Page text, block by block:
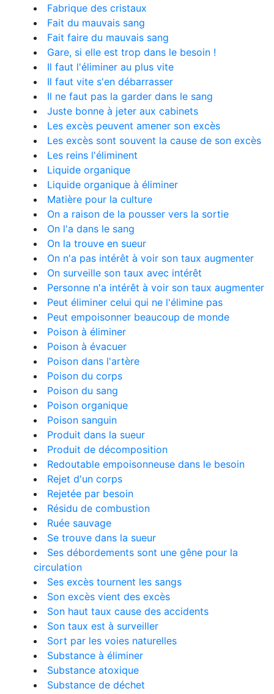
Fabrique des cristaux
Fait du mauvais sang
Fait faire du mauvais sang
Gare, si elle est trop dans le besoin !
Il faut l'éliminer au plus vite
Il faut vite s'en débarrasser
Il ne faut pas la garder dans le sang
Juste bonne à jeter aux cabinets
Les excès peuvent amener son excès
Les excès sont souvent la cause de son excès
Les reins l'éliminent
Liquide organique
Liquide organique à éliminer
Matière pour la culture
On a raison de la pousser vers la sortie
On l'a dans le sang
On la trouve en sueur
On n'a pas intérêt à voir son taux augmenter
On surveille son taux avec intérêt
Personne n'a intérêt à voir son taux augmenter
Peut éliminer celui qui ne l'élimine pas
Peut empoisonner beaucoup de monde
Poison à éliminer
Poison à évacuer
Poison dans l'artère
Poison du corps
Poison du sang
Poison organique
Poison sanguin
Produit dans la sueur
Produit de décomposition
Redoutable empoisonneuse dans le besoin
Rejet d'un corps
Rejetée par besoin
Résidu de combustion
Ruée sauvage
Se trouve dans la sueur
Ses débordements sont une gêne pour la
circulation
Ses excès tournent les sangs
Son excès vient des excès
Son haut taux cause des accidents
Son taux est à surveiller
Sort par les voies naturelles
Substance à éliminer
Substance atoxique
Substance de déchet